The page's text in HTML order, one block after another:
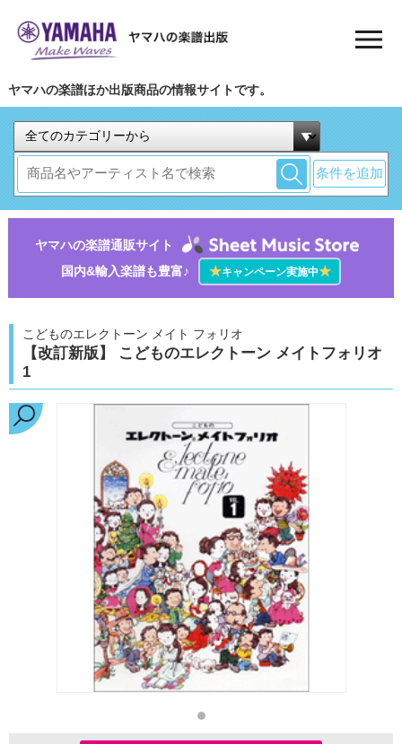
ヤマハの楽譜ほか出版商品の情報サイトです。
条件を追加
ヤマハの楽譜通販サイト
国内&輸入楽譜も豊富♪
★キャンペーン実施中★
こどものエレクトーン メイト フォリオ
【改訂新版】 こどものエレクトーン メイトフォリオ
1